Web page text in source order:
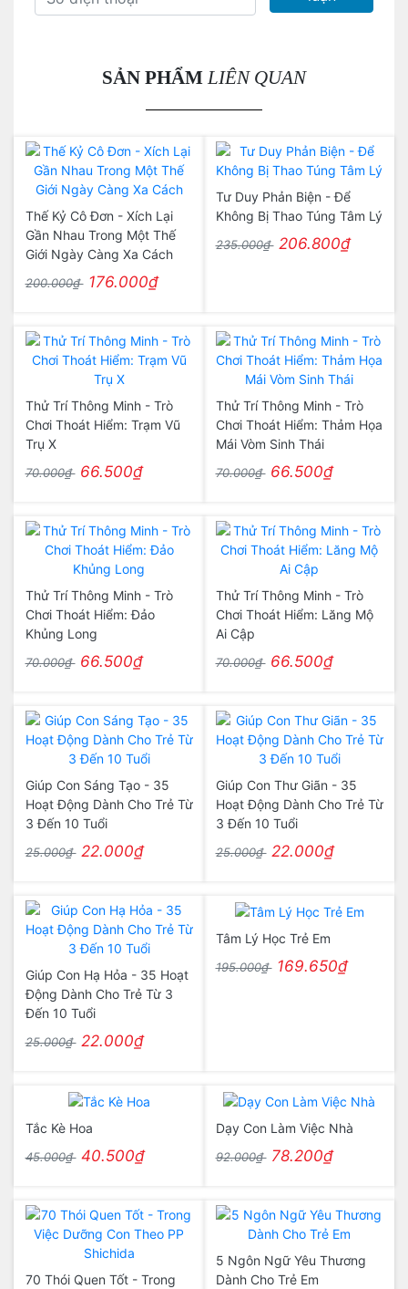
SẢN PHẨM LIÊN QUAN
Thế Kỷ Cô Đơn - Xích Lại
Gần Nhau Trong Một Thế
Giới Ngày Càng Xa Cách
200.000₫ 176.000₫
Tư Duy Phản Biện - Để
Không Bị Thao Túng Tâm Lý
235.000₫ 206.800₫
Thử Trí Thông Minh - Trò
Chơi Thoát Hiểm: Trạm Vũ
Trụ X
70.000₫ 66.500₫
Thử Trí Thông Minh - Trò
Chơi Thoát Hiểm: Thảm Họa
Mái Vòm Sinh Thái
70.000₫ 66.500₫
Thử Trí Thông Minh - Trò
Chơi Thoát Hiểm: Đảo
Khủng Long
70.000₫ 66.500₫
Thử Trí Thông Minh - Trò
Chơi Thoát Hiểm: Lăng Mộ
Ai Cập
70.000₫ 66.500₫
Giúp Con Sáng Tạo - 35
Hoạt Động Dành Cho Trẻ Từ
3 Đến 10 Tuổi
25.000₫ 22.000₫
Giúp Con Thư Giãn - 35
Hoạt Động Dành Cho Trẻ Từ
3 Đến 10 Tuổi
25.000₫ 22.000₫
Giúp Con Hạ Hỏa - 35 Hoạt
Động Dành Cho Trẻ Từ 3
Đến 10 Tuổi
25.000₫ 22.000₫
Tâm Lý Học Trẻ Em
195.000₫ 169.650₫
Tắc Kè Hoa
45.000₫ 40.500₫
Dạy Con Làm Việc Nhà
92.000₫ 78.200₫
70 Thói Quen Tốt - Trong
5 Ngôn Ngữ Yêu Thương
Dành Cho Trẻ Em